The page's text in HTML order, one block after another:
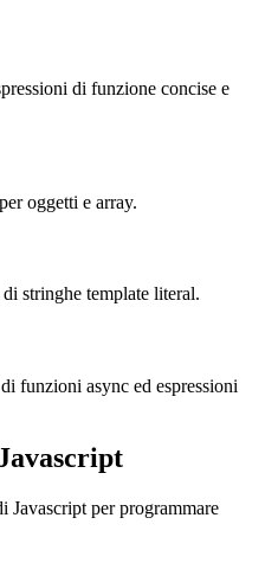
di funzione concise e
oggetti e array.
stringhe template literal.
funzioni async ed espressioni
Javascript per programmare